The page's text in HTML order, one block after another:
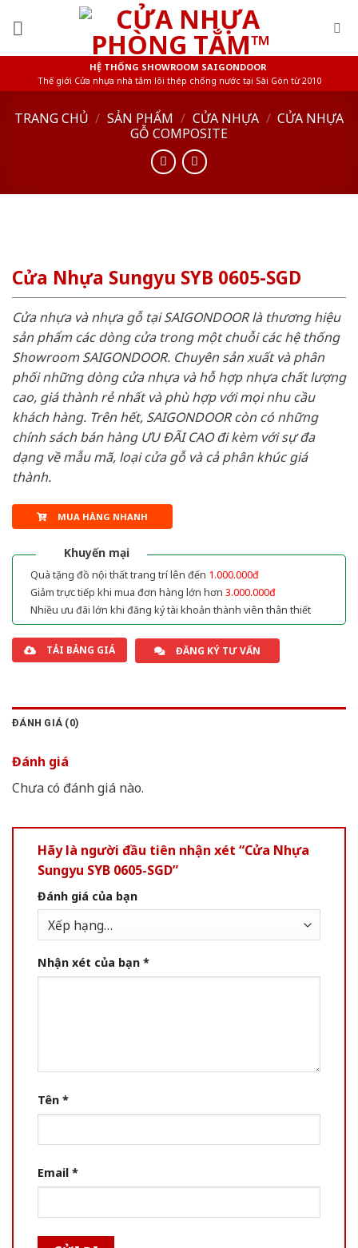
HỆ THỐNG SHOWROOM SAIGONDOOR
Thế giới Cửa nhựa nhà tắm lõi thép chống nước tại Sài Gòn từ 2010
TRANG CHỦ / SẢN PHẨM / CỬA NHỰA / CỬA NHỰA
GỖ COMPOSITE
Cửa Nhựa Sungyu SYB 0605-SGD
Cửa nhựa và nhựa gỗ tại SAIGONDOOR là thương hiệu
sản phẩm các dòng cửa trong một chuỗi các hệ thống
Showroom SAIGONDOOR. Chuyên sản xuất và phân
phối những dòng cửa nhựa và hỗ hợp nhựa chất lượng
cao, giá thành rẻ nhất và phù hợp với mọi nhu cầu
khách hàng. Trên hết, SAIGONDOOR còn có những
chính sách bán hàng ƯU ĐÃI CAO đi kèm với sự đa
dạng về mẫu mã, loại cửa gỗ và cả phân khúc giá
thành.
MUA HÀNG NHANH
Khuyến mại
Quà tặng đồ nội thất trang trí lên đến 1.000.000đ
Giảm trực tiếp khi mua đơn hàng lớn hơn 3.000.000đ
Nhiều ưu đãi lớn khi đăng ký tài khoản thành viên thân thiết
TẢI BẢNG GIÁ ĐĂNG KÝ TƯ VẤN
ĐÁNH GIÁ (0)
Đánh giá
Chưa có đánh giá nào.
Hãy là người đầu tiên nhận xét “Cửa Nhựa
Sungyu SYB 0605-SGD”
Đánh giá của bạn
Nhận xét của bạn *
Tên *
Email *